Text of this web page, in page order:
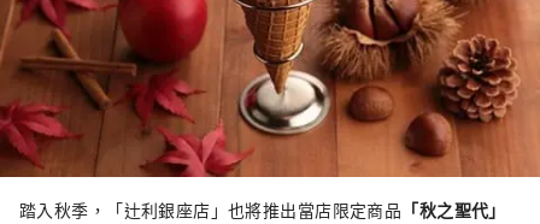
踏入秋季，「辻利銀座店」也將推出當店限定商品 「秋之聖代」